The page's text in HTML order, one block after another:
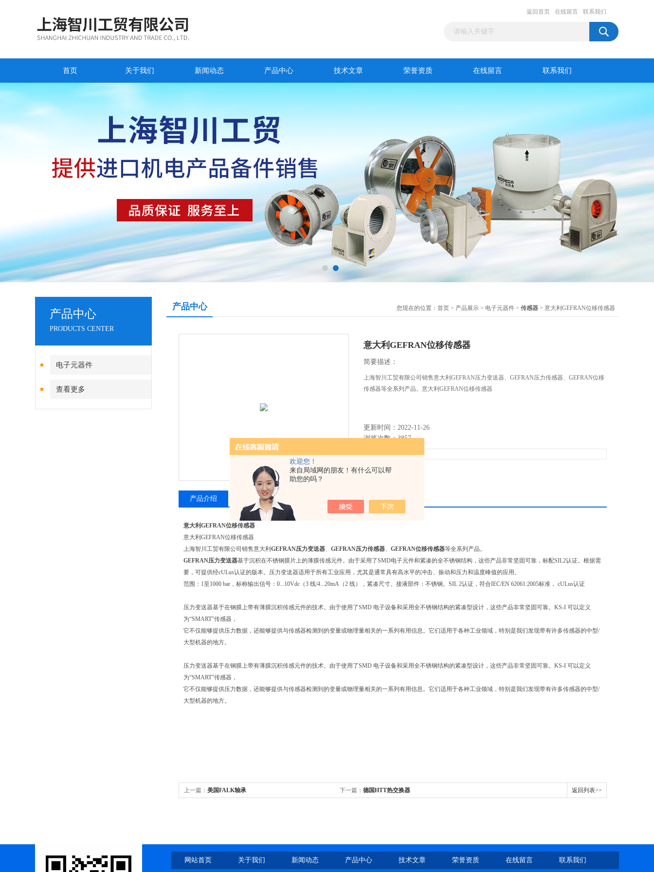
欢迎您！
来自局域网的朋友！有什么可以帮
助您的吗？
返回首页 在线留言 联系我们
首页 关于我们 新闻动态 产品中心 技术文章 荣誉资质 在线留言 联系我们
产品中心
PRODUCTS CENTER
电子元器件
查看更多
产品中心 您现在的位置： 首页 > 产品展示 > 电子元器件 > 传感器 > 意大利GEFRAN位移传感器
意大利GEFRAN位移传感器
简要描述：
上海智川工贸有限公司销售意大利GEFRAN压力变送器、GEFRAN压力传感器、GEFRAN位移
传感器等全系列产品。意大利GEFRAN位移传感器
更新时间：2022-11-26
浏览次数：3857
产品介绍 相关产品
意大利GEFRAN位移传感器
意大利GEFRAN位移传感器
上海智川工贸有限公司销售意大利 GEFRAN压力变送器、 GEFRAN压力传感器、 GEFRAN位移传感器等全系列产品。
GEFRAN压力变送器基于沉积在不锈钢膜片上的薄膜传感元件。由于采用了SMD电子元件和紧凑的全不锈钢结构，这些产品非常坚固可靠，标配SIL2认证。根据需
要，可提供经cULus认证的版本。压力变送器适用于所有工业应用，尤其是通常具有高水平的冲击、振动和压力和温度峰值的应用。
范围：1至1000 bar，标称输出信号：0...10Vdc（3 线/4...20mA（2 线），紧凑尺寸。接液部件：不锈钢。SIL 2认证，符合IEC/EN 62061:2005标准， cULus认证
压力变送器基于在钢膜上带有薄膜沉积传感元件的技术。由于使用了SMD 电子设备和采用全不锈钢结构的紧凑型设计，这些产品非常坚固可靠。KS-I 可以定义
为“SMART"传感器，
它不仅能够提供压力数据，还能够提供与传感器检测到的变量或物理量相关的一系列有用信息。它们适用于各种工业领域，特别是我们发现带有许多传感器的中型/
大型机器的地方。
压力变送器基于在钢膜上带有薄膜沉积传感元件的技术。由于使用了SMD 电子设备和采用全不锈钢结构的紧凑型设计，这些产品非常坚固可靠。KS-I 可以定义
为“SMART"传感器，
它不仅能够提供压力数据，还能够提供与传感器检测到的变量或物理量相关的一系列有用信息。它们适用于各种工业领域，特别是我们发现带有许多传感器的中型/
大型机器的地方。
上一篇： 美国FALK轴承 下一篇： 德国HTT热交换器 返回列表>>
网站首页 关于我们 新闻动态 产品中心 技术文章 荣誉资质 在线留言 联系我们